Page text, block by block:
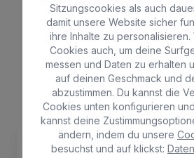
Los beneficios
Sitzungscookies als auch
damit unsere Website sicher
ihre Inhalte zu
Cookies auch, um deine
messen und Daten zu erhalten
auf deinen Geschmack und
abzustimmen. Du kannst die
Cookies unten konfigurieren
kannst deine
ändern, indem du unsere
besuchst und auf klickst: